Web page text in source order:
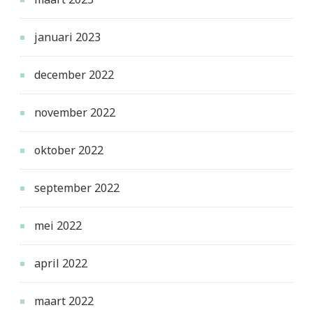
januari 2023
december 2022
november 2022
oktober 2022
september 2022
mei 2022
april 2022
maart 2022